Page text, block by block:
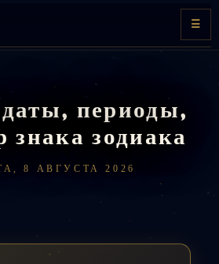
☰
периоды,
знака зодиака
8 АВГУСТА 2026